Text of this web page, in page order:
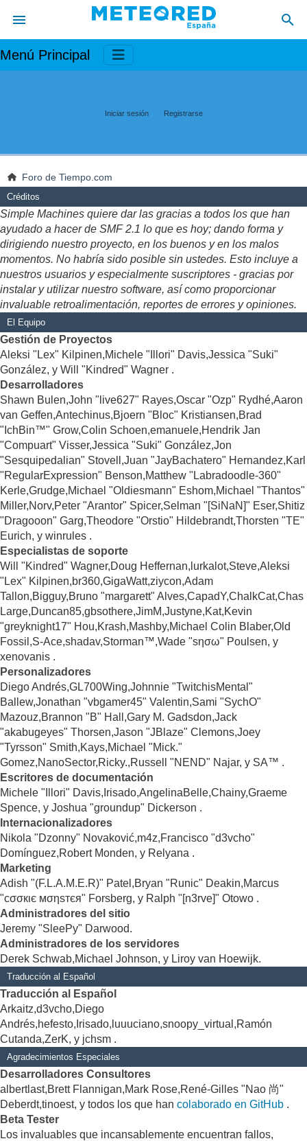
Menú Principal
Iniciar sesión Registrarse
Foro de Tiempo.com
Créditos
Simple Machines quiere dar las gracias a todos los que han
ayudado a hacer de SMF 2.1 lo que es hoy; dando forma y
dirigiendo nuestro proyecto, en los buenos y en los malos
momentos. No habría sido posible sin ustedes. Esto incluye a
nuestros usuarios y especialmente suscriptores - gracias por
instalar y utilizar nuestro software, así como proporcionar
invaluable retroalimentación, reportes de errores y opiniones.
El Equipo
Gestión de Proyectos
Aleksi "Lex" Kilpinen,Michele "Illori" Davis,Jessica "Suki"
González, y Will "Kindred" Wagner .
Desarrolladores
Shawn Bulen,John "live627" Rayes,Oscar "Ozp" Rydhé,Aaron
van Geffen,Antechinus,Bjoern "Bloc" Kristiansen,Brad
"IchBin™" Grow,Colin Schoen,emanuele,Hendrik Jan
"Compuart" Visser,Jessica "Suki" González,Jon
"Sesquipedalian" Stovell,Juan "JayBachatero" Hernandez,Karl
"RegularExpression" Benson,Matthew "Labradoodle-360"
Kerle,Grudge,Michael "Oldiesmann" Eshom,Michael "Thantos"
Miller,Norv,Peter "Arantor" Spicer,Selman "[SiNaN]" Eser,Shitiz
"Dragooon" Garg,Theodore "Orstio" Hildebrandt,Thorsten "TE"
Eurich, y winrules .
Especialistas de soporte
Will "Kindred" Wagner,Doug Heffernan,lurkalot,Steve,Aleksi
"Lex" Kilpinen,br360,GigaWatt,ziycon,Adam
Tallon,Bigguy,Bruno "margarett" Alves,CapadY,ChalkCat,Chas
Large,Duncan85,gbsothere,JimM,Justyne,Kat,Kevin
"greyknight17" Hou,Krash,Mashby,Michael Colin Blaber,Old
Fossil,S-Ace,shadav,Storman™,Wade "sησω" Poulsen, y
xenovanis .
Personalizadores
Diego Andrés,GL700Wing,Johnnie "TwitchisMental"
Ballew,Jonathan "vbgamer45" Valentin,Sami "SychO"
Mazouz,Brannon "B" Hall,Gary M. Gadsdon,Jack
"akabugeyes" Thorsen,Jason "JBlaze" Clemons,Joey
"Tyrsson" Smith,Kays,Michael "Mick."
Gomez,NanoSector,Ricky.,Russell "NEND" Najar, y SA™ .
Escritores de documentación
Michele "Illori" Davis,Irisado,AngelinaBelle,Chainy,Graeme
Spence, y Joshua "groundup" Dickerson .
Internacionalizadores
Nikola "Dzonny" Novaković,m4z,Francisco "d3vcho"
Domínguez,Robert Monden, y Relyana .
Marketing
Adish "(F.L.A.M.E.R)" Patel,Bryan "Runic" Deakin,Marcus
"cσσкιє мσηѕтєя" Forsberg, y Ralph "[n3rve]" Otowo .
Administradores del sitio
Jeremy "SleePy" Darwood.
Administradores de los servidores
Derek Schwab,Michael Johnson, y Liroy van Hoewijk.
Traducción al Español
Traducción al Español
Arkaitz,d3vcho,Diego
Andrés,hefesto,Irisado,luuuciano,snoopy_virtual,Ramón
Cutanda,ZerK, y jchsm .
Agradecimientos Especiales
Desarrolladores Consultores
albertlast,Brett Flannigan,Mark Rose,René-Gilles "Nao 尚"
Deberdt,tinoest, y todos los que han colaborado en GitHub .
Beta Tester
Los invaluables que incansablemente encuentran fallos,